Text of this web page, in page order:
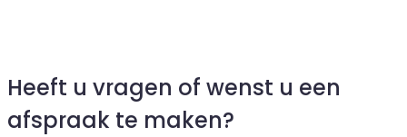
Heeft u vragen of wenst u een
afspraak te maken?